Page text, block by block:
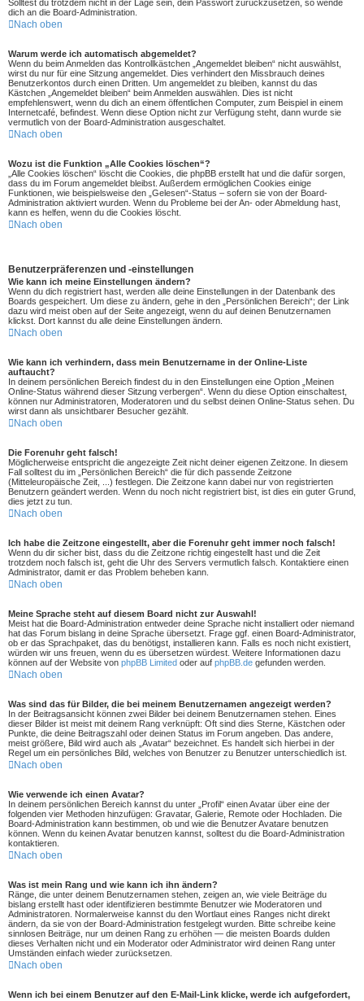
Solltest du trotzdem nicht in der Lage sein, dein Passwort zurückzusetzen, so wende
dich an die Board-Administration.
Nach oben
Warum werde ich automatisch abgemeldet?
Wenn du beim Anmelden das Kontrollkästchen „Angemeldet bleiben“ nicht auswählst,
wirst du nur für eine Sitzung angemeldet. Dies verhindert den Missbrauch deines
Benutzerkontos durch einen Dritten. Um angemeldet zu bleiben, kannst du das
Kästchen „Angemeldet bleiben“ beim Anmelden auswählen. Dies ist nicht
empfehlenswert, wenn du dich an einem öffentlichen Computer, zum Beispiel in einem
Internetcafé, befindest. Wenn diese Option nicht zur Verfügung steht, dann wurde sie
vermutlich von der Board-Administration ausgeschaltet.
Nach oben
Wozu ist die Funktion „Alle Cookies löschen“?
„Alle Cookies löschen“ löscht die Cookies, die phpBB erstellt hat und die dafür sorgen,
dass du im Forum angemeldet bleibst. Außerdem ermöglichen Cookies einige
Funktionen, wie beispielsweise den „Gelesen“-Status – sofern sie von der Board-
Administration aktiviert wurden. Wenn du Probleme bei der An- oder Abmeldung hast,
kann es helfen, wenn du die Cookies löscht.
Nach oben
Benutzerpräferenzen und -einstellungen
Wie kann ich meine Einstellungen ändern?
Wenn du dich registriert hast, werden alle deine Einstellungen in der Datenbank des
Boards gespeichert. Um diese zu ändern, gehe in den „Persönlichen Bereich“; der Link
dazu wird meist oben auf der Seite angezeigt, wenn du auf deinen Benutzernamen
klickst. Dort kannst du alle deine Einstellungen ändern.
Nach oben
Wie kann ich verhindern, dass mein Benutzername in der Online-Liste
auftaucht?
In deinem persönlichen Bereich findest du in den Einstellungen eine Option „Meinen
Online-Status während dieser Sitzung verbergen“. Wenn du diese Option einschaltest,
können nur Administratoren, Moderatoren und du selbst deinen Online-Status sehen. Du
wirst dann als unsichtbarer Besucher gezählt.
Nach oben
Die Forenuhr geht falsch!
Möglicherweise entspricht die angezeigte Zeit nicht deiner eigenen Zeitzone. In diesem
Fall solltest du im „Persönlichen Bereich“ die für dich passende Zeitzone
(Mitteleuropäische Zeit, ...) festlegen. Die Zeitzone kann dabei nur von registrierten
Benutzern geändert werden. Wenn du noch nicht registriert bist, ist dies ein guter Grund,
dies jetzt zu tun.
Nach oben
Ich habe die Zeitzone eingestellt, aber die Forenuhr geht immer noch falsch!
Wenn du dir sicher bist, dass du die Zeitzone richtig eingestellt hast und die Zeit
trotzdem noch falsch ist, geht die Uhr des Servers vermutlich falsch. Kontaktiere einen
Administrator, damit er das Problem beheben kann.
Nach oben
Meine Sprache steht auf diesem Board nicht zur Auswahl!
Meist hat die Board-Administration entweder deine Sprache nicht installiert oder niemand
hat das Forum bislang in deine Sprache übersetzt. Frage ggf. einen Board-Administrator,
ob er das Sprachpaket, das du benötigst, installieren kann. Falls es noch nicht existiert,
würden wir uns freuen, wenn du es übersetzen würdest. Weitere Informationen dazu
können auf der Website von phpBB Limited oder auf phpBB.de gefunden werden.
Nach oben
Was sind das für Bilder, die bei meinem Benutzernamen angezeigt werden?
In der Beitragsansicht können zwei Bilder bei deinem Benutzernamen stehen. Eines
dieser Bilder ist meist mit deinem Rang verknüpft: Oft sind dies Sterne, Kästchen oder
Punkte, die deine Beitragszahl oder deinen Status im Forum angeben. Das andere,
meist größere, Bild wird auch als „Avatar“ bezeichnet. Es handelt sich hierbei in der
Regel um ein persönliches Bild, welches von Benutzer zu Benutzer unterschiedlich ist.
Nach oben
Wie verwende ich einen Avatar?
In deinem persönlichen Bereich kannst du unter „Profil“ einen Avatar über eine der
folgenden vier Methoden hinzufügen: Gravatar, Galerie, Remote oder Hochladen. Die
Board-Administration kann bestimmen, ob und wie die Benutzer Avatare benutzen
können. Wenn du keinen Avatar benutzen kannst, solltest du die Board-Administration
kontaktieren.
Nach oben
Was ist mein Rang und wie kann ich ihn ändern?
Ränge, die unter deinem Benutzernamen stehen, zeigen an, wie viele Beiträge du
bislang erstellt hast oder identifizieren bestimmte Benutzer wie Moderatoren und
Administratoren. Normalerweise kannst du den Wortlaut eines Ranges nicht direkt
ändern, da sie von der Board-Administration festgelegt wurden. Bitte schreibe keine
sinnlosen Beiträge, nur um deinen Rang zu erhöhen — die meisten Boards dulden
dieses Verhalten nicht und ein Moderator oder Administrator wird deinen Rang unter
Umständen einfach wieder zurücksetzen.
Nach oben
Wenn ich bei einem Benutzer auf den E-Mail-Link klicke, werde ich aufgefordert,